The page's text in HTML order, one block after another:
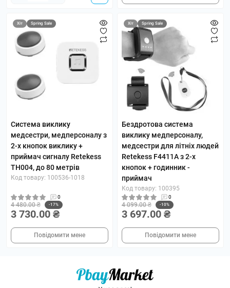
Хіт Spring Sale
Система виклику
медсестри, медперсоналу з
2-х кнопок виклику +
приймач сигналу Retekess
TH004, до 80 метрів
Код товару: 100536-1018
0
4 480.00 ₴ -17%
3 730.00 ₴
Повідомити мене
Хіт Spring Sale
Бездротова система
виклику медперсоналу,
медсестри для літніх людей
Retekess F4411A з 2-х
кнопок + годинник -
приймач
Код товару: 100395
0
4 099.00 ₴ -10%
3 697.00 ₴
Повідомити мене